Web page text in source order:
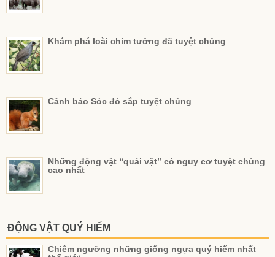
Khám phá loài chim tưởng đã tuyệt chủng
Cảnh báo Sóc đỏ sắp tuyệt chủng
Những động vật “quái vật” có nguy cơ tuyệt chủng
cao nhất
ĐỘNG VẬT QUÝ HIẾM
Chiêm ngưỡng những giống ngựa quý hiếm nhất